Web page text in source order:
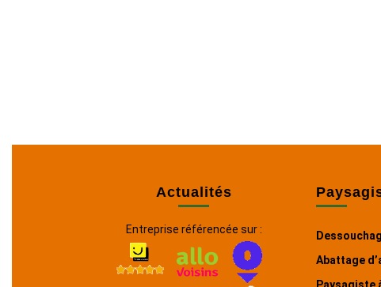
Actualités
Entreprise référencée sur :
Abattage